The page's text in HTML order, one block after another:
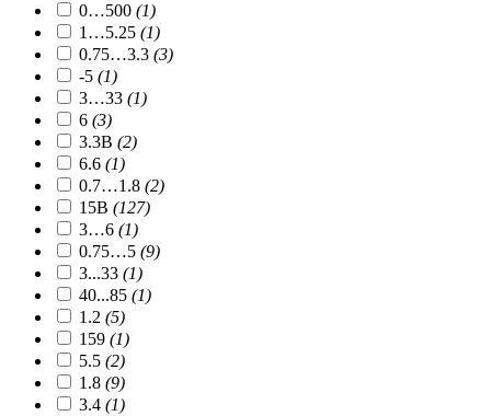
0…500 (1)
1…5.25 (1)
0.75…3.3 (3)
-5 (1)
3…33 (1)
6 (3)
3.3В (2)
6.6 (1)
0.7…1.8 (2)
15В (127)
3…6 (1)
0.75…5 (9)
3...33 (1)
40...85 (1)
1.2 (5)
159 (1)
5.5 (2)
1.8 (9)
3.4 (1)